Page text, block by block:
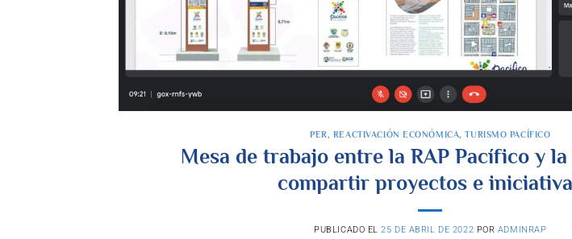
PER , REACTIVACIÓN ECONÓMICA,TURISMO PACÍFICO
Mesa de trabajo entre la RAP Pacífico y la
compartir proyectos e
PUBLICADO EL25 DE ABRIL DE 2022 POR ADMINRAP